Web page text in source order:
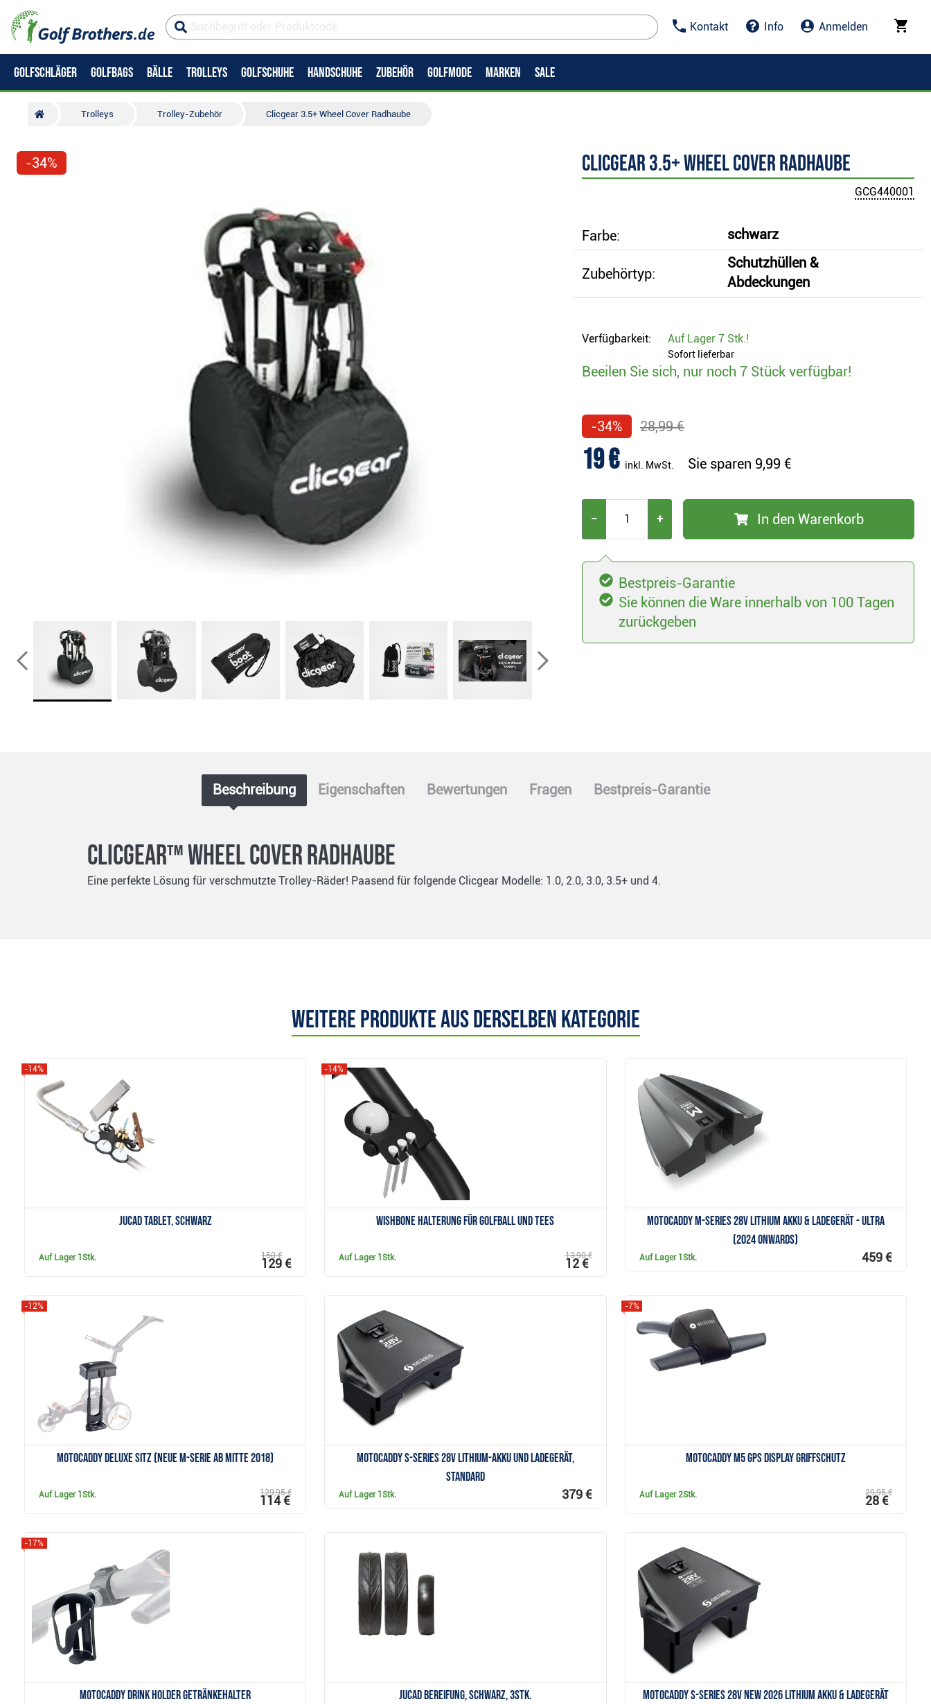
Kontakt Info Anmelden
GOLFSCHLÄGER GOLFBAGS BÄLLE TROLLEYS GOLFSCHUHE HANDSCHUHE ZUBEHÖR GOLFMODE MARKEN SALE
Trolleys Trolley-Zubehör Clicgear 3.5+ Wheel Cover Radhaube
-34% Clicgear 3.5+ Wheel Cover Radhaube
GCG440001
Farbe: schwarz
Zubehörtyp:
Schutzhüllen &
Abdeckungen
Verfügbarkeit: Auf Lager 7 Stk.!
Sofort lieferbar
Beeilen Sie sich, nur noch 7 Stück verfügbar!
-34% 28,99 €
19 € inkl. MwSt. Sie sparen 9,99 €
− + In den Warenkorb
Bestpreis-Garantie
Sie können die Ware innerhalb von 100 Tagen
zurückgeben
Beschreibung Eigenschaften Bewertungen Fragen Bestpreis-Garantie
Clicgear™ Wheel Cover Radhaube
Eine perfekte Lösung für verschmutzte Trolley-Räder! Paasend für folgende Clicgear Modelle: 1.0, 2.0, 3.0, 3.5+ und 4.
Weitere Produkte aus derselben Kategorie
JuCad Tablet, schwarz
-14%
Auf Lager 1Stk. 150 €
129 €
Wishbone Halterung für Golfball und Tees
-14%
Auf Lager 1Stk. 13,90 €
12 €
Motocaddy M-Series 28V Lithium Akku & Ladegerät - ULTRA
(2024 onwards)
Auf Lager 1Stk. 459 €
Motocaddy Deluxe Sitz (neue M-Serie ab Mitte 2018)
-12%
Auf Lager 1Stk. 129,95 €
114 €
Motocaddy S-Series 28V Lithium-Akku und Ladegerät,
Standard
Auf Lager 1Stk. 379 €
Motocaddy M5 GPS Display Griffschutz
-7%
Auf Lager2Stk. 29,95 €
28 €
Anzeigen
Motocaddy Drink Holder Getränkehalter
-17%
Anzeigen
JuCad Bereifung, schwarz, 3Stk.
Motocaddy S-Series 28V NEW 2026 Lithium Akku & Ladegerät